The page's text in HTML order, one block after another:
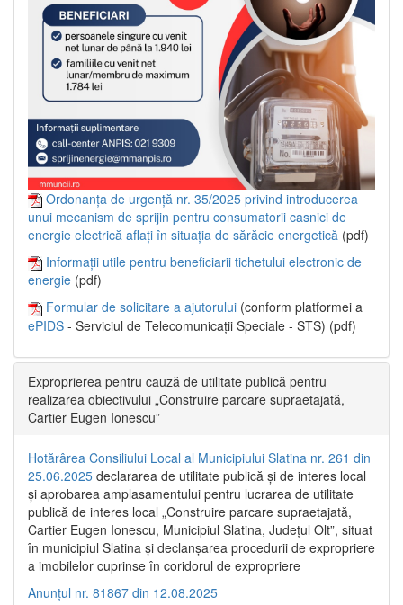
Ordonanța de urgență nr. 35/2025 privind introducerea
unui mecanism de sprijin pentru consumatorii casnici de
energie electrică aflați în situația de sărăcie energetică (pdf)
Informații utile pentru beneficiarii tichetului electronic de
energie (pdf)
Formular de solicitare a ajutorului (conform platformei a
ePIDS - Serviciul de Telecomunicații Speciale - STS) (pdf)
Exproprierea pentru cauză de utilitate publică pentru
realizarea obiectivului „Construire parcare supraetajată,
Cartier Eugen Ionescu”
Hotărârea Consiliului Local al Municipiului Slatina nr. 261 din
25.06.2025 declararea de utilitate publică și de interes local
și aprobarea amplasamentului pentru lucrarea de utilitate
publică de interes local „Construire parcare supraetajată,
Cartier Eugen Ionescu, Municipiul Slatina, Județul Olt”, situat
în municipiul Slatina și declanșarea procedurii de expropriere
a imobilelor cuprinse în coridorul de expropriere
Anunțul nr. 81867 din 12.08.2025